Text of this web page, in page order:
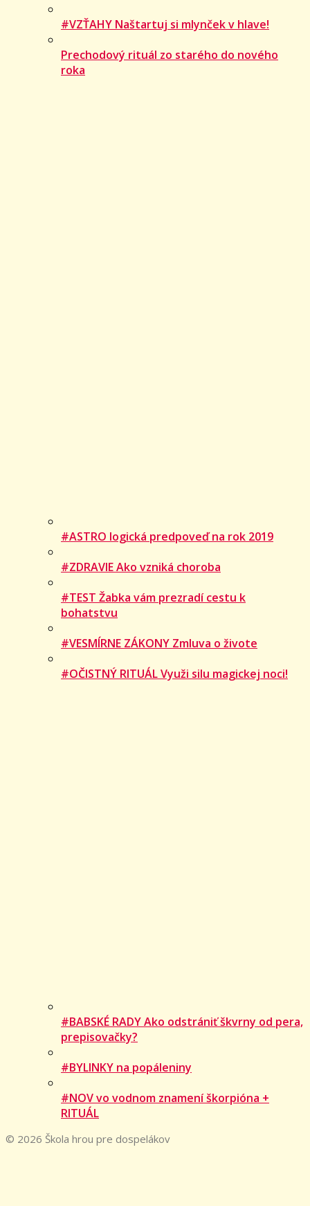
#VZŤAHY Naštartuj si mlynček v hlave!
Prechodový rituál zo starého do nového
roka
#ASTRO logická predpoveď na rok 2019
#ZDRAVIE Ako vzniká choroba
#TEST Žabka vám prezradí cestu k
bohatstvu
#VESMÍRNE ZÁKONY Zmluva o živote
#OČISTNÝ RITUÁL Využi silu magickej noci!
#BABSKÉ RADY Ako odstrániť škvrny od pera,
prepisovačky?
#BYLINKY na popáleniny
#NOV vo vodnom znamení škorpióna +
RITUÁL
© 2026 Škola hrou pre dospelákov